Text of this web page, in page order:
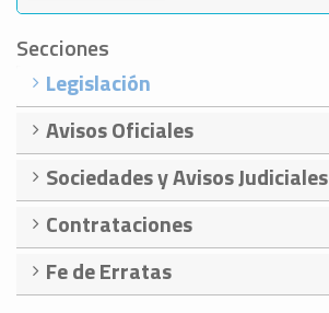
Secciones
Legislación
Avisos Oficiales
Sociedades y Avisos Judiciales
Contrataciones
Fe de Erratas